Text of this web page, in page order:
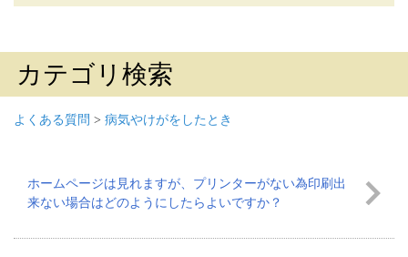
カテゴリ検索
よくある質問 > 病気やけがをしたとき
ホームページは見れますが、プリンターがない為印刷出
来ない場合はどのようにしたらよいですか？